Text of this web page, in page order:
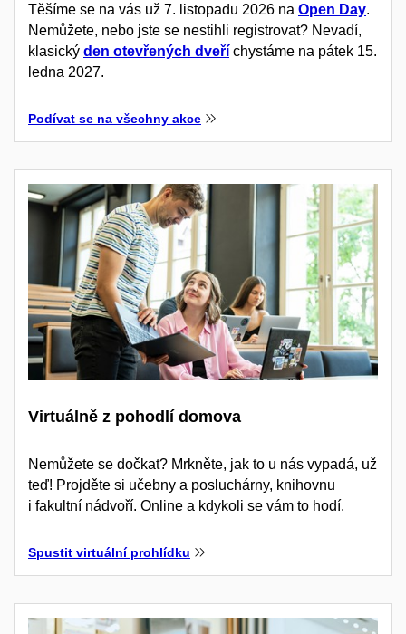
Těšíme se na vás už 7. listopadu 2026 na Open Day.
Nemůžete, nebo jste se nestihli registrovat? Nevadí,
klasický den otevřených dveří chystáme na pátek 15.
ledna 2027.
Podívat se na všechny akce
Virtuálně z pohodlí domova
Nemůžete se dočkat? Mrkněte, jak to u nás vypadá, už
teď! Projděte si učebny a posluchárny, knihovnu
i fakultní nádvoří. Online a kdykoli se vám to hodí.
Spustit virtuální prohlídku